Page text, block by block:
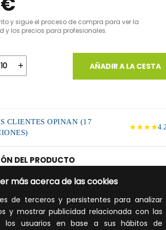
más acerca de las cookies
de terceros y persistentes para analizar
y mostrar publicidad relacionada con las
los usuarios en base a sus hábitos de
y sigue el proceso de compra para ver la
y los precios para profesionales.
AÑADIR A LA CESTA
CLIENTES OPINAN (17
★★★★
DEL PRODUCTO
para gas 1/2". Construcción latón según
549. Extremos rosca macho según ISO 7/1
a manguera. Garantizada para el uso
Temperatura máxima 60ºC y mínima -40ºC.